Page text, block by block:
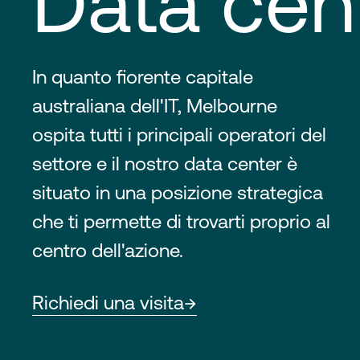
In quanto fiorente capitale
australiana dell'IT, Melbourne
ospita tutti i principali operatori del
settore e il nostro data center è
situato in una posizione strategica
che ti permette di trovarti proprio al
centro dell'azione.
Richiedi una visita